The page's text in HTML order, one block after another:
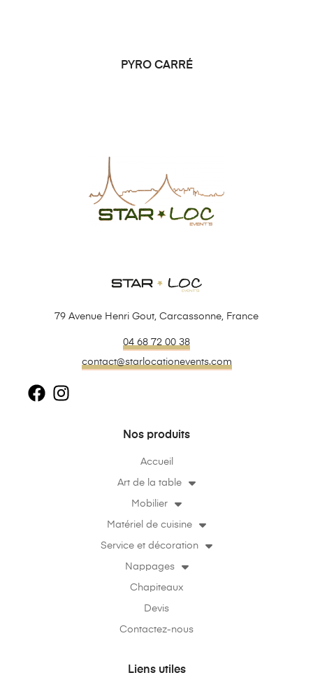
PYRO CARRÉ
79 Avenue Henri Gout, Carcassonne, France
04 68 72 00 38
contact@starlocationevents.com
Nos produits
Accueil
Art de la table
Mobilier
Matériel de cuisine
Service et décoration
Nappages
Chapiteaux
Devis
Contactez-nous
Liens utiles